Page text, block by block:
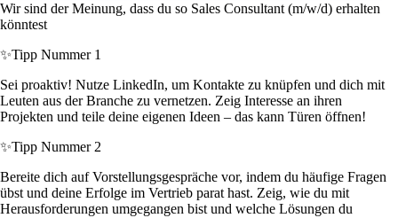
Wir sind der Meinung, dass du so Sales Consultant (m/w/d) erhalten
könntest
✨Tipp Nummer 1
Sei proaktiv! Nutze LinkedIn, um Kontakte zu knüpfen und dich mit
Leuten aus der Branche zu vernetzen. Zeig Interesse an ihren
Projekten und teile deine eigenen Ideen – das kann Türen öffnen!
✨Tipp Nummer 2
Bereite dich auf Vorstellungsgespräche vor, indem du häufige Fragen
übst und deine Erfolge im Vertrieb parat hast. Zeig, wie du mit
Herausforderungen umgegangen bist und welche Lösungen du